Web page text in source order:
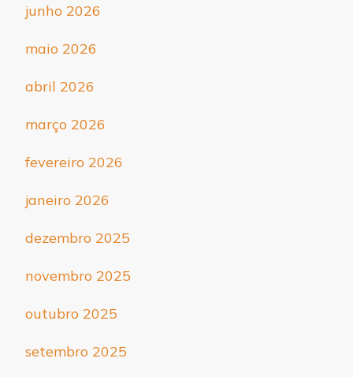
junho 2026
maio 2026
abril 2026
março 2026
fevereiro 2026
janeiro 2026
dezembro 2025
novembro 2025
outubro 2025
setembro 2025